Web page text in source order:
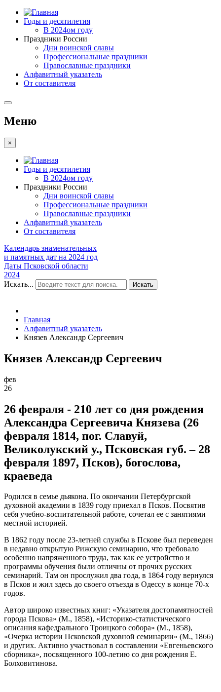
Годы и десятилетия
В 2024ом году
Праздники России
Дни воинской славы
Профессиональные праздники
Православные праздники
Алфавитный указатель
От составителя
Меню
×
Годы и десятилетия
В 2024ом году
Праздники России
Дни воинской славы
Профессиональные праздники
Православные праздники
Алфавитный указатель
От составителя
Календарь знаменательных
и памятных дат на 2024 год
Даты Псковской области
2024
Искать...
Искать
Главная
Алфавитный указатель
Князев Александр Сергеевич
Князев Александр Сергеевич
фев
26
26 февраля - 210 лет со дня рождения
Александра Сергеевича Князева (26
февраля 1814, пог. Славуй,
Великолукский у., Псковская губ. – 28
февраля 1897, Псков), богослова,
краеведа
Родился в семье дьякона. По окончании Петербургской
духовной академии в 1839 году приехал в Псков. Посвятив
себя учебно-воспитательной работе, сочетал ее с занятиями
местной историей.
В 1862 году после 23-летней службы в Пскове был переведен
в недавно открытую Рижскую семинарию, что требовало
особенно напряженного труда, так как ее устройство и
программы обучения были отличны от прочих русских
семинарий. Там он прослужил два года, в 1864 году вернулся
в Псков и жил здесь до своего отъезда в Одессу в конце 70-х
годов.
Автор широко известных книг: «Указателя достопамятностей
города Пскова» (М., 1858), «Историко-статистического
описания кафедрального Троицкого собора» (М., 1858),
«Очерка истории Псковской духовной семинарии» (М., 1866)
и других. Активно участвовал в составлении «Евгеньевского
сборника», посвященного 100-летию со дня рождения Е.
Болховитинова.